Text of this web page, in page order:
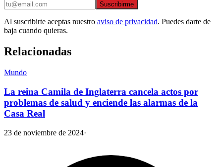
Suscribirme
Al suscribirte aceptas nuestro aviso de privacidad. Puedes darte de
baja cuando quieras.
Relacionadas
Mundo
La reina Camila de Inglaterra cancela actos por
problemas de salud y enciende las alarmas de la
Casa Real
23 de noviembre de 2024·